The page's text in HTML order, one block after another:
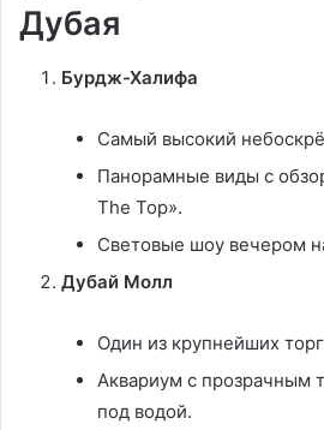
Дубая
Бурдж-Халифа
Самый высокий
Панорамные виды с
The Top».
Световые шоу вечером
Дубай Молл
Один из крупнейших
Аквариум с прозрачным
под водой.